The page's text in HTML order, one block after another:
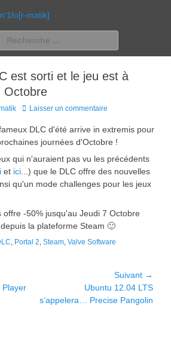
n'1fo[r-matik]
en info…
est sorti et le jeu est à
Octobre
Laisser un commentaire
DLC d'été arrive in extremis pour
journées d'Octobre !
qui n'auraient pas vu les précédents
et ici ...) que le DLC offre des nouvelles
qu'un mode challenges pour les jeux
offre -50% jusqu'au Jeudi 7 Octobre
la plateforme Steam 🙂
, Portal 2, Steam, Valve Software
Player
Suivant →
suivant :
Ubuntu 12.04 LTS
s’appelera… Precise Pangolin